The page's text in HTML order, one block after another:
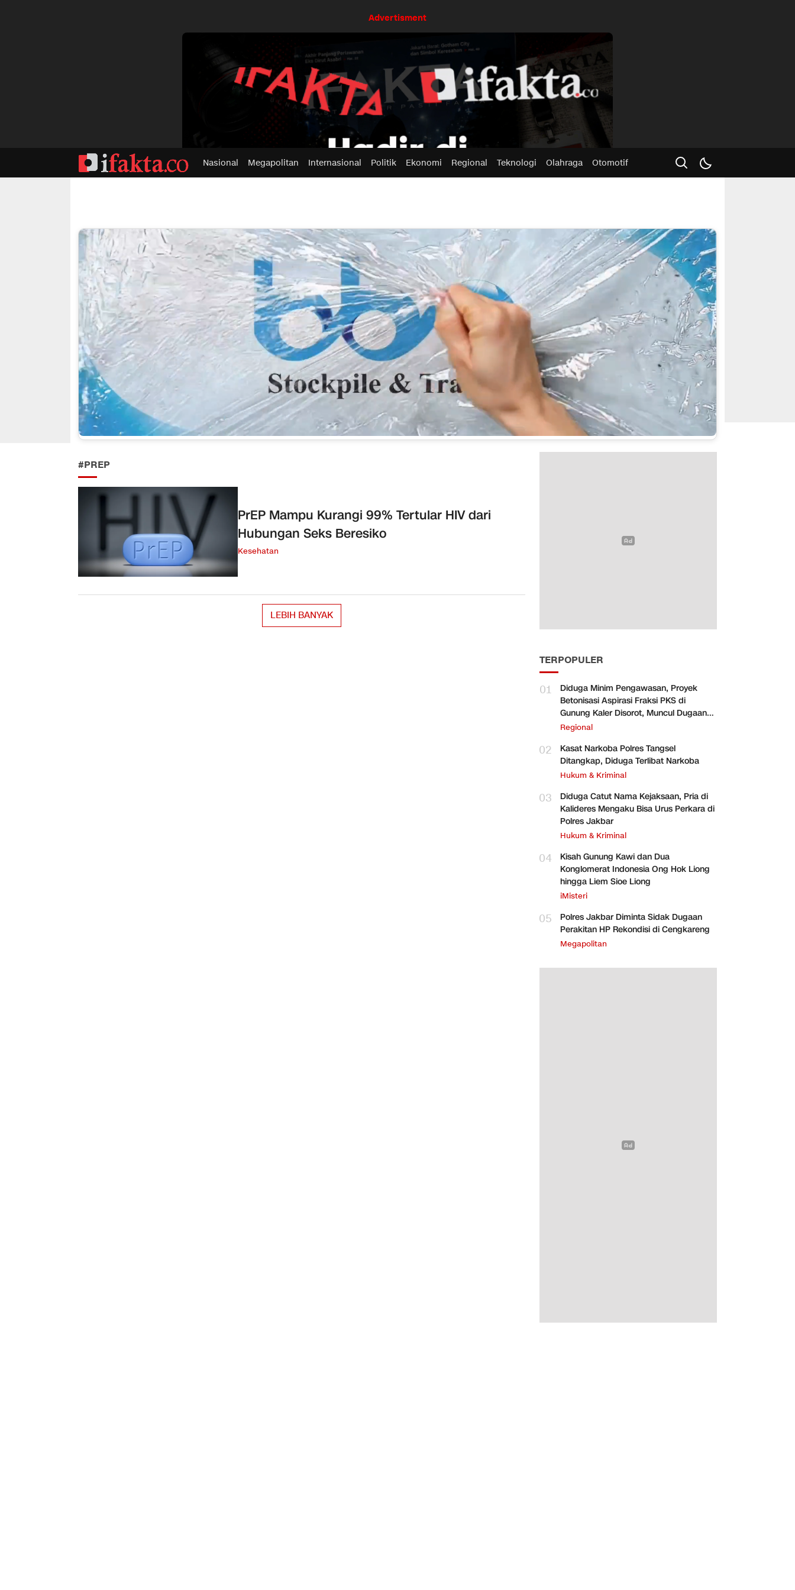
Advertisment
Nasional Megapolitan Internasional Politik Ekonomi Regional Teknologi Olahraga Otomotif
#PREP
PrEP Mampu Kurangi 99% Tertular HIV dari
Hubungan Seks Beresiko
Kesehatan
LEBIH BANYAK
TERPOPULER
01
Diduga Minim Pengawasan, Proyek
Betonisasi Aspirasi Fraksi PKS di
Gunung Kaler Disorot, Muncul Dugaan
Pengurangan Volume
Regional
02
Kasat Narkoba Polres Tangsel
Ditangkap, Diduga Terlibat Narkoba
Hukum & Kriminal
03
Diduga Catut Nama Kejaksaan, Pria di
Kalideres Mengaku Bisa Urus Perkara di
Polres Jakbar
Hukum & Kriminal
04
Kisah Gunung Kawi dan Dua
Konglomerat Indonesia Ong Hok Liong
hingga Liem Sioe Liong
iMisteri
05
Polres Jakbar Diminta Sidak Dugaan
Perakitan HP Rekondisi di Cengkareng
Megapolitan